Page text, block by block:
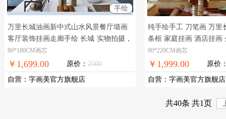
手绘
万里长城油画新中式山水风景餐厅墙画
客厅装饰挂画走廊手绘 长城 实物拍摄，
现货图片，在线支付，全国免邮
80*180CM画芯
￥1,699.00 原价： 2500
自营 ： 字画美官方旗舰店
纯手绘手工 刀笔画 万里
条框 家庭挂画 酒店挂画
刀画，实物拍摄，现货
付，全国免邮
80*220CM画芯
￥1,999.00 原价
自营 ： 字画美官方旗舰店
共40条 共1页